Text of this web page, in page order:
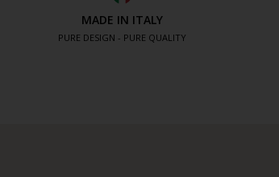
MADE IN ITALY
PURE DESIGN - PURE QUALITY